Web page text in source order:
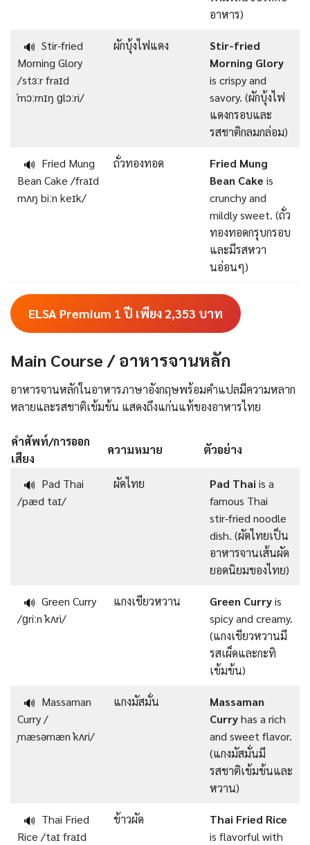
อาหาร)
🔊 Stir-fried
Morning Glory
/stɜːr fraɪd
ˈmɔːrnɪŋ ɡlɔːri/
ผักบุ้งไฟแดง
Stir-fried
Morning Glory
is crispy and
savory. (ผักบุ้งไฟ
แดงกรอบและ
รสชาติกลมกล่อม)
🔊 Fried Mung
Bean Cake /fraɪd
mʌŋ biːn keɪk/
ถั่วทองทอด
Fried Mung
Bean Cake is
crunchy and
mildly sweet. (ถั่ว
ทองทอดกรุบกรอบ
และมีรสหวา
นอ่อนๆ)
ELSA Premium 1 ปี เพียง 2,353 บาท
Main Course / อาหารจานหลัก
อาหารจานหลักในอาหารภาษาอังกฤษพร้อมคําแปลมีความหลาก
หลายและรสชาติเข้มข้น แสดงถึงแก่นแท้ของอาหารไทย
คำศัพท์/การออก
เสียง
ความหมาย ตัวอย่าง
🔊 Pad Thai
/pæd taɪ/
ผัดไทย Pad Thai is a
famous Thai
stir‑fried noodle
dish. (ผัดไทยเป็น
อาหารจานเส้นผัด
ยอดนิยมของไทย)
🔊 Green Curry
/ɡriːn ˈkʌri/
แกงเขียวหวาน Green Curryis
spicy and creamy.
(แกงเขียวหวานมี
รสเผ็ดและกะทิ
เข้มข้น)
🔊 Massaman
Curry /
ˌmæsəmæn ˈkʌri/
แกงมัสมั่น
Massaman
Curryhas a rich
and sweet flavor.
(แกงมัสมั่นมี
รสชาติเข้มข้นและ
หวาน)
🔊 Thai Fried
Rice /taɪ fraɪd
ข้าวผัด
Thai Fried Rice
is flavorful with